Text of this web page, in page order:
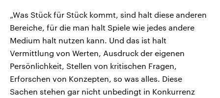
„Was Stück für Stück kommt, sind halt diese anderen
Bereiche, für die man halt Spiele wie jedes andere
Medium halt nutzen kann. Und das ist halt
Vermittlung von Werten, Ausdruck der eigenen
Persönlichkeit, Stellen von kritischen Fragen,
Erforschen von Konzepten, so was alles. Diese
Sachen stehen gar nicht unbedingt in Konkurrenz